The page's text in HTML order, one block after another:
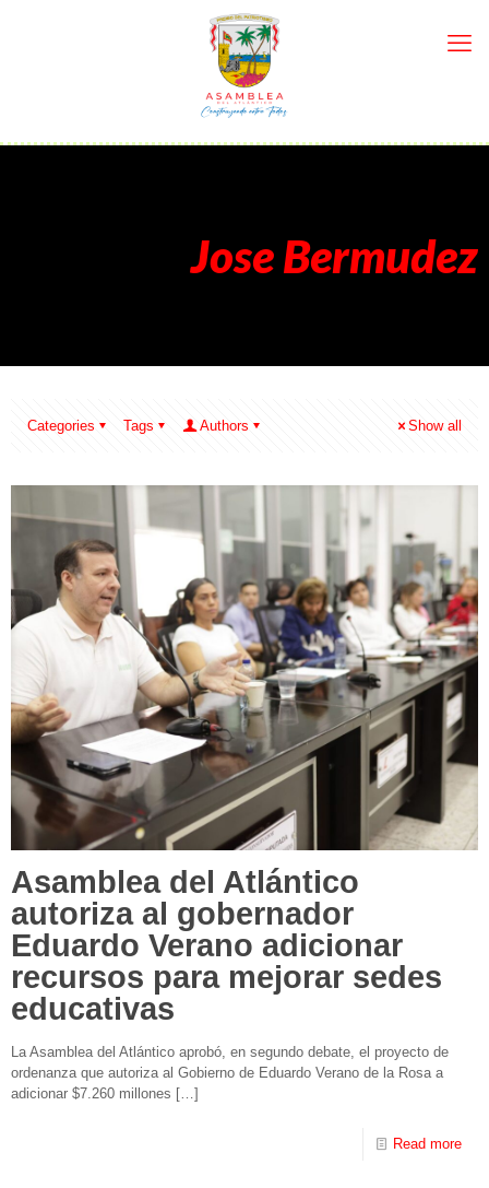
Jose Bermudez
Categories Tags Authors Show all
Asamblea del Atlántico
autoriza al gobernador
Eduardo Verano adicionar
recursos para mejorar sedes
educativas
La Asamblea del Atlántico aprobó, en segundo debate, el proyecto de
ordenanza que autoriza al Gobierno de Eduardo Verano de la Rosa a
adicionar $7.260 millones […]
Read more